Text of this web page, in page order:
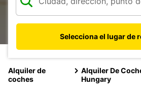
Selecciona el lugar de
Alquiler de
coches
Alquiler De
Hungary